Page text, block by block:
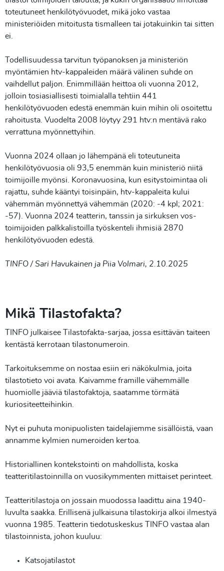
toteutuneet henkilötyövuodet, mikä joko vastaa
ministeriöiden mitoitusta tismalleen tai jotakuinkin tai sitten
ei.
Todellisuudessa tarvitun työpanoksen ja ministeriön
myöntämien htv-kappaleiden määrä välinen suhde on
vaihdellut paljon. Enimmillään heittoa oli vuonna 2012,
jolloin tosiasiallisesti toimialalla tehtiin 441
henkilötyövuoden edestä enemmän kuin mihin oli osoitettu
rahoitusta. Vuodelta 2008 löytyy 291 htv:n mentävä rako
verrattuna myönnettyihin.
Vuonna 2024 ollaan jo lähempänä eli toteutuneita
henkilötyövuosia oli 93,5 enemmän kuin ministeriö niitä
toimijoille myönsi. Koronavuosina, kun esitystoimintaa oli
rajattu, suhde kääntyi toisinpäin, htv-kappaleita kului
vähemmän myönnettyä vähemmän (2020: -4 kpl; 2021:
-57). Vuonna 2024 teatterin, tanssin ja sirkuksen vos-
toimijoiden palkkalistoilla työskenteli ihmisiä 2870
henkilötyövuoden edestä.
TINFO / Sari Havukainen ja Piia Volmari, 2.10.2025
Mikä Tilastofakta?
TINFO julkaisee Tilastofakta-sarjaa, jossa esittävän taiteen
kentästä kerrotaan tilastonumeroin.
Tarkoituksemme on nostaa esiin eri näkökulmia, joita
tilastotieto voi avata. Kaivamme framille vähemmälle
huomiolle jääviä tilastofaktoja, saatamme törmätä
kuriositeetteihinkin.
Nyt ei puhuta monipuolisten taidelajiemme sisällöistä, vaan
annamme kylmien numeroiden kertoa.
Historiallinen kontekstointi on mahdollista, koska
teatteritilastoinnilla on vuosikymmenten mittaiset perinteet.
Teatteritilastoja on jossain muodossa laadittu aina 1940-
luvulta saakka. Erillisenä julkaisuna tilastokirja alkoi ilmestyä
vuonna 1985. Teatterin tiedotuskeskus TINFO vastaa alan
tilastoinnista, johon kuuluu:
Katsojatilastot